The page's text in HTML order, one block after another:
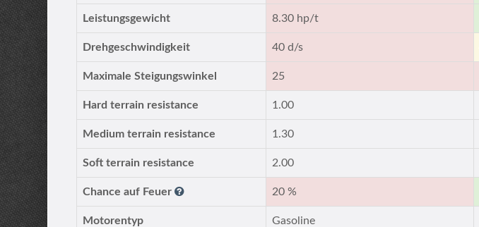
Leistungsgewicht 8.30 hp/t
Drehgeschwindigkeit 40 d/s
Maximale Steigungswinkel 25
Hard terrain resistance 1.00
Medium terrain resistance 1.30
Soft terrain resistance 2.00
Chance auf Feuer 20 %
Motorentyp Gasoline